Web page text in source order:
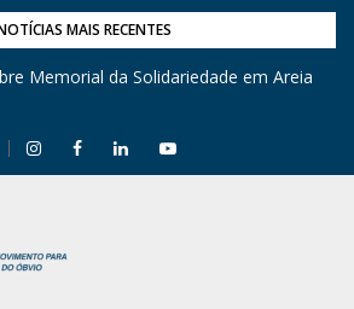
MAIS RECENTES
Memorial da Solidariedade em Areia